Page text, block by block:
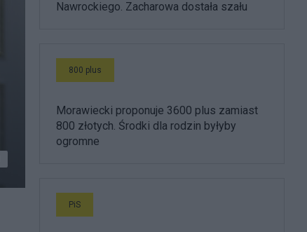
Nawrockiego. Zacharowa dostała szału
800 plus
Morawiecki proponuje 3600 plus zamiast
800 złotych. Środki dla rodzin byłyby
ogromne
PiS